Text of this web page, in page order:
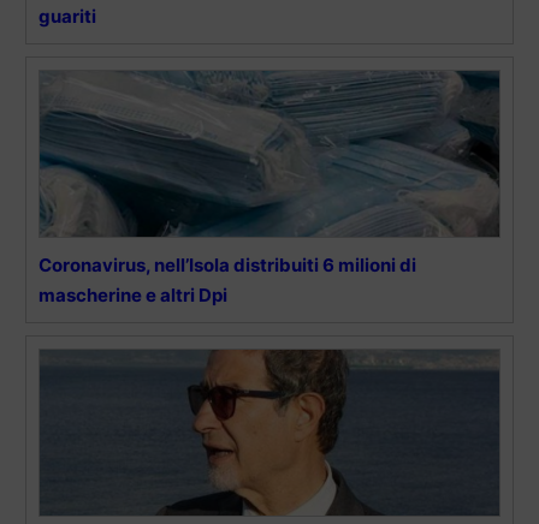
guariti
Coronavirus, nell’Isola distribuiti 6 milioni di
mascherine e altri Dpi